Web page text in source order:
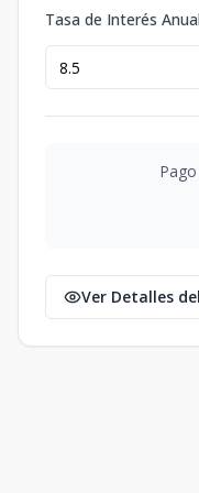
Tasa de Interés
Ver Detalles